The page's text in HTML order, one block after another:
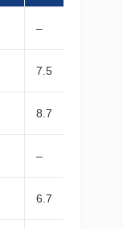
–
7.5
8.7
–
6.7